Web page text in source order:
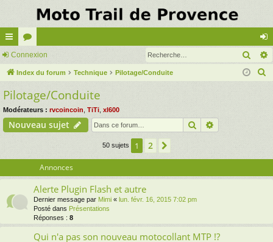
cc
ès
ra
pi
de
or
u
m
s
on
ne
Connexion
Index du forum Technique Pilotage/Conduite
Pilotage/Conduite
Modérateurs : rvcoincoin TiTi xl600
Nouveau sujet Rechercher
50 sujets 1 2
Annonces
Alerte Plugin Flash et autre
Dernier message par Mimi « lun. févr. 16, 2015 7:02 pm
Posté dans Présentations
Réponses : 8
Qui n'a pas son nouveau motocollant MTP !?